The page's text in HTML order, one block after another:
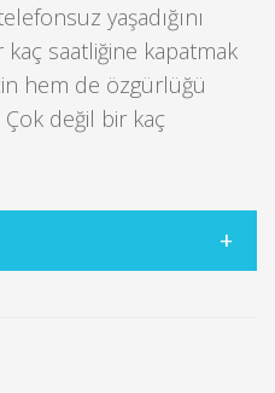
yaşadığını
saatliğine kapatmak
hem de özgürlüğü
değil bir kaç